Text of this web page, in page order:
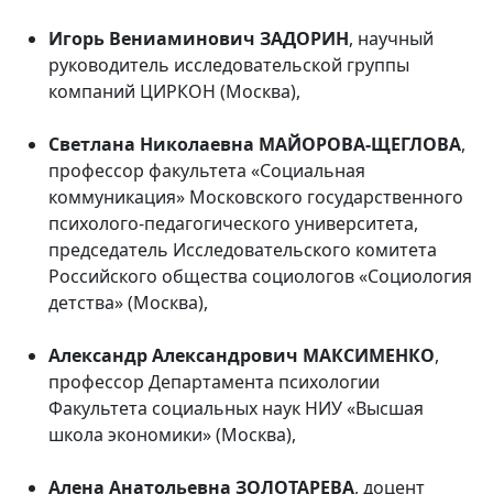
Игорь Вениаминович ЗАДОРИН, научный
руководитель исследовательской группы
компаний ЦИРКОН (Москва),
Светлана Николаевна МАЙОРОВА-ЩЕГЛОВА,
профессор факультета «Социальная
коммуникация» Московского государственного
психолого-педагогического университета,
председатель Исследовательского комитета
Российского общества социологов «Социология
детства» (Москва),
Александр Александрович МАКСИМЕНКО,
профессор Департамента психологии
Факультета социальных наук НИУ «Высшая
школа экономики» (Москва),
Алена Анатольевна ЗОЛОТАРЕВА, доцент